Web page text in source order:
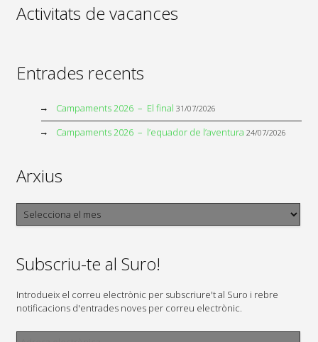
Activitats de vacances
Entrades recents
Campaments 2026 – El final 31/07/2026
Campaments 2026 – l’equador de l’aventura 24/07/2026
Arxius
Arxius
Subscriu-te al Suro!
Introdueix el correu electrònic per subscriure't al Suro i rebre
notificacions d'entrades noves per correu electrònic.
Adreça